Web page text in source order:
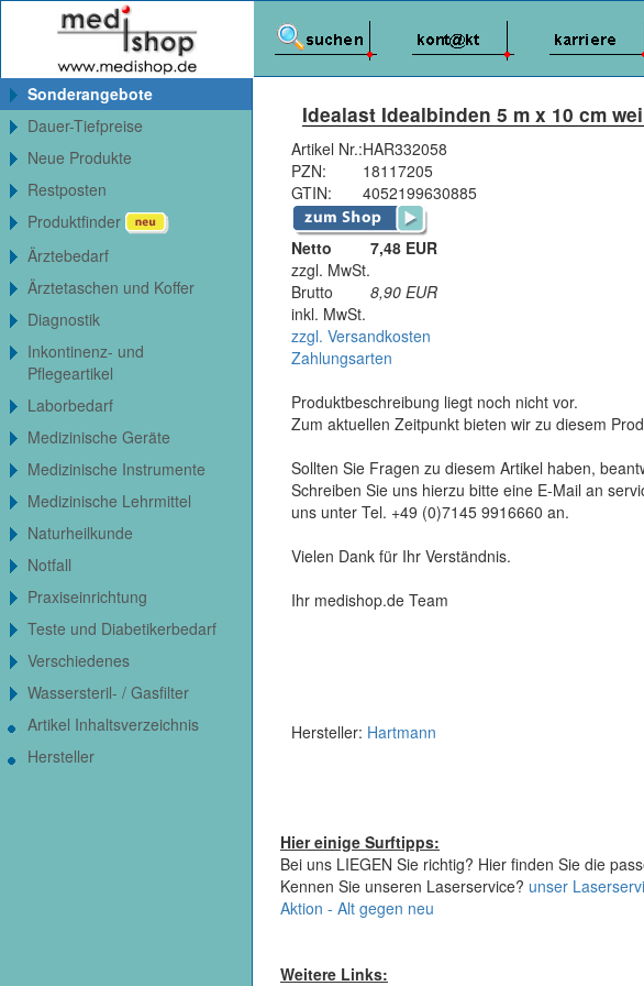
Idealast Idealbinden 5 m x 10 cm
Artikel Nr.:HAR332058
PZN:
18117205
GTIN:
4052199630885
Netto
7,48 EUR
zzgl. MwSt.
Brutto
8,90 EUR
inkl. MwSt.
zzgl. Versandkosten
Zahlungsarten
Produktbeschreibung liegt noch nicht vor.
Zum aktuellen Zeitpunkt bieten wir zu diesem
Sollten Sie Fragen zu diesem Artikel haben,
Schreiben Sie uns hierzu bitte eine E-Mail an
uns unter Tel. +49 (0)7145 9916660 an.
Vielen Dank für Ihr Verständnis.
Ihr medishop.de Team
Hersteller: Hartmann
Hier einige Surftipps:
Bei uns LIEGEN Sie richtig? Hier finden Sie die
Kennen Sie unseren Laserservice? unser
Aktion - Alt gegen neu
Weitere Links:
Sonderangebote
Dauer-Tiefpreise
Neue Produkte
Restposten
Produktfinder
Ärztebedarf
Ärztetaschen und Koffer
Diagnostik
Inkontinenz- und
Pflegeartikel
Laborbedarf
Medizinische Geräte
Medizinische Instrumente
Medizinische Lehrmittel
Naturheilkunde
Notfall
Praxiseinrichtung
Teste und Diabetikerbedarf
Verschiedenes
Wassersteril- / Gasfilter
Artikel Inhaltsverzeichnis
Hersteller